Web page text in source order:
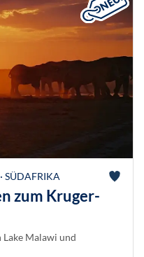
SÜDAFRIKA
zum Kruger-
Malawi und